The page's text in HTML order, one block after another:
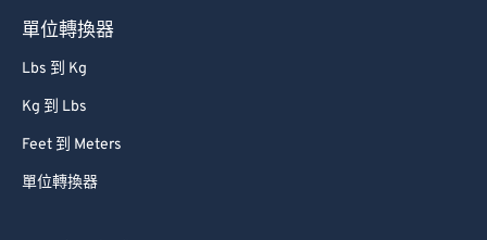
單位轉換器
Lbs 到 Kg
Kg 到 Lbs
Feet 到 Meters
單位轉換器